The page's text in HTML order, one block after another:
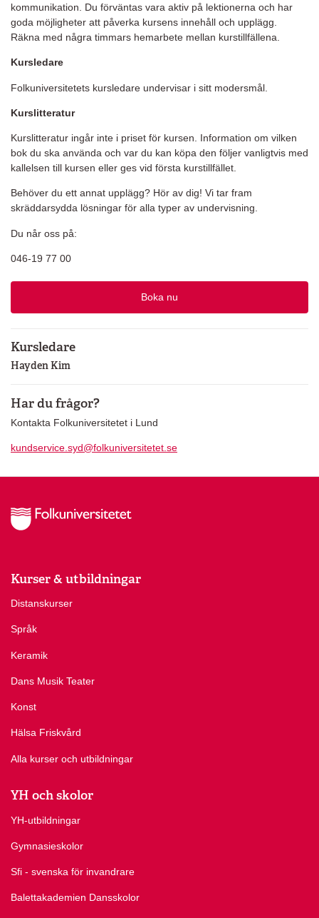
kommunikation. Du förväntas vara aktiv på lektionerna och har
goda möjligheter att påverka kursens innehåll och upplägg.
Räkna med några timmars hemarbete mellan kurstillfällena.
Kursledare
Folkuniversitetets kursledare undervisar i sitt modersmål.
Kurslitteratur
Kurslitteratur ingår inte i priset för kursen. Information om vilken
bok du ska använda och var du kan köpa den följer vanligtvis med
kallelsen till kursen eller ges vid första kurstillfället.
Behöver du ett annat upplägg? Hör av dig! Vi tar fram
skräddarsydda lösningar för alla typer av undervisning.
Du når oss på:
046-19 77 00
Boka nu
Kursledare
Hayden Kim
Har du frågor?
Kontakta Folkuniversitetet i Lund
kundservice.syd@folkuniversitetet.se
Kurser & utbildningar
Distanskurser
Språk
Keramik
Dans Musik Teater
Konst
Hälsa Friskvård
Alla kurser och utbildningar
YH och skolor
YH-utbildningar
Gymnasieskolor
Sfi - svenska för invandrare
Balettakademien Dansskolor